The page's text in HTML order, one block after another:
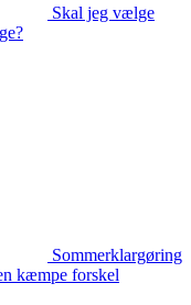
Skal jeg vælge
Sommerklargøring
kæmpe forskel